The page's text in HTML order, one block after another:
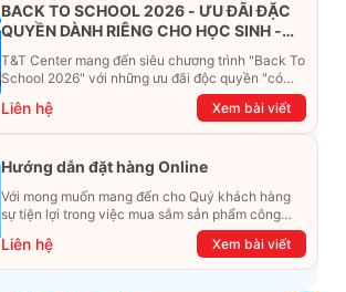
BACK TO SCHOOL 2026 - ƯU ĐÃI ĐẶC
QUYỀN DÀNH RIÊNG CHO HỌC SINH -
T&T Center mang đến siêu chương trình "Back To
School 2026" với những ưu đãi độc quyền "có
một không hai". Đừng để chiếc ví phải "ét-ô-ét",
cùng khám phá ngay ưu đãi siêu khủng dưới đây
nhé!
Liên hệ Xem bài viết
Hướng dẫn đặt hàng Online
Với mong muốn mang đến cho Quý khách hàng
sự tiện lợi trong việc mua sắm sản phẩm công
nghệ từ xa. Trong bài viết này, T&T Center sẽ
hướng dẫn chi tiết cách mua hàng trực tuyến qua
các kênh online Website, Zalo, Messenger và
Liên hệ Xem bài viết